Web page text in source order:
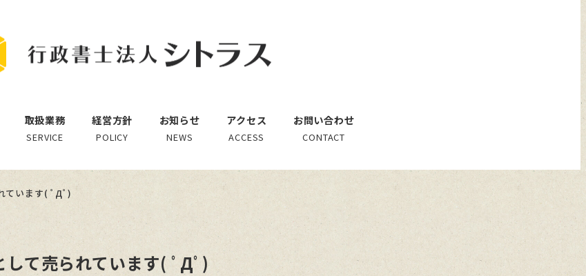
取扱業務
SERVICE
経営方針
POLICY
お知らせ
NEWS
アクセス
ACCESS
お問い合わせ
CONTACT
ています( ﾟДﾟ)
て売られています( ﾟДﾟ)